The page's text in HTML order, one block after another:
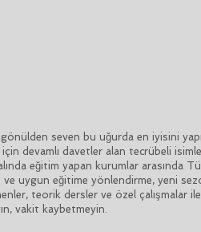
seven bu uğurda en iyisini
devamlı davetler alan tecrübeli
eğitim yapan kurumlar arasında
uygun eğitime yönlendirme, yeni
teorik dersler ve özel çalışmalar
vakit kaybetmeyin.